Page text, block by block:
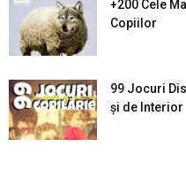
+200 Cele
Copiilor
99 Jocuri
şi de Interior